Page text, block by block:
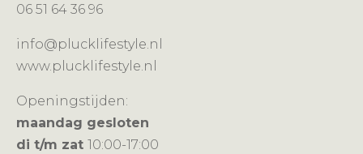
06 51 64 36 96
info@plucklifestyle.nl
www.plucklifestyle.nl
Openingstijden:
maandag gesloten
di t/m zat 10:00-17:00